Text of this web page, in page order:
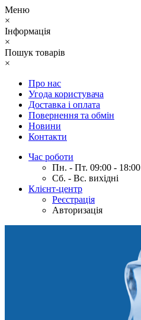
Меню
×
Інформація
×
Пошук товарів
×
Про нас
Угода користувача
Доставка і оплата
Повернення та обмін
Новини
Контакти
Час роботи
Пн. - Пт. 09:00 - 18:00
Сб. - Вс. вихідні
Клієнт-центр
Реєстрація
Авторизація